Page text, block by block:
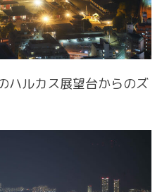
ハルカス展望台からのズ